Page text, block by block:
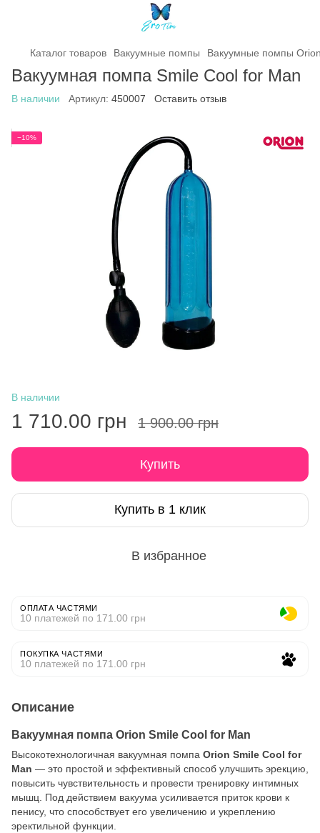
Каталог товаров Вакуумные помпы Вакуумные помпы
Вакуумная помпа Smile Cool for Man
В наличии Артикул: 450007 Оставить отзыв
−10%
В наличии
1 710.00 грн 1 900.00 грн
Купить
Купить в 1 клик
В избранное
ОПЛАТА ЧАСТЯМИ
10 платежей по 171.00 грн
ПОКУПКА ЧАСТЯМИ
10 платежей по 171.00 грн
Описание
Вакуумная помпа Orion Smile Cool for Man
Высокотехнологичная вакуумная помпа Orion Smile Cool for
Man — это простой и эффективный способ улучшить эрекцию,
повысить чувствительность и провести тренировку интимных
мышц. Под действием вакуума усиливается приток крови к
пенису, что способствует его увеличению и укреплению
эректильной функции.